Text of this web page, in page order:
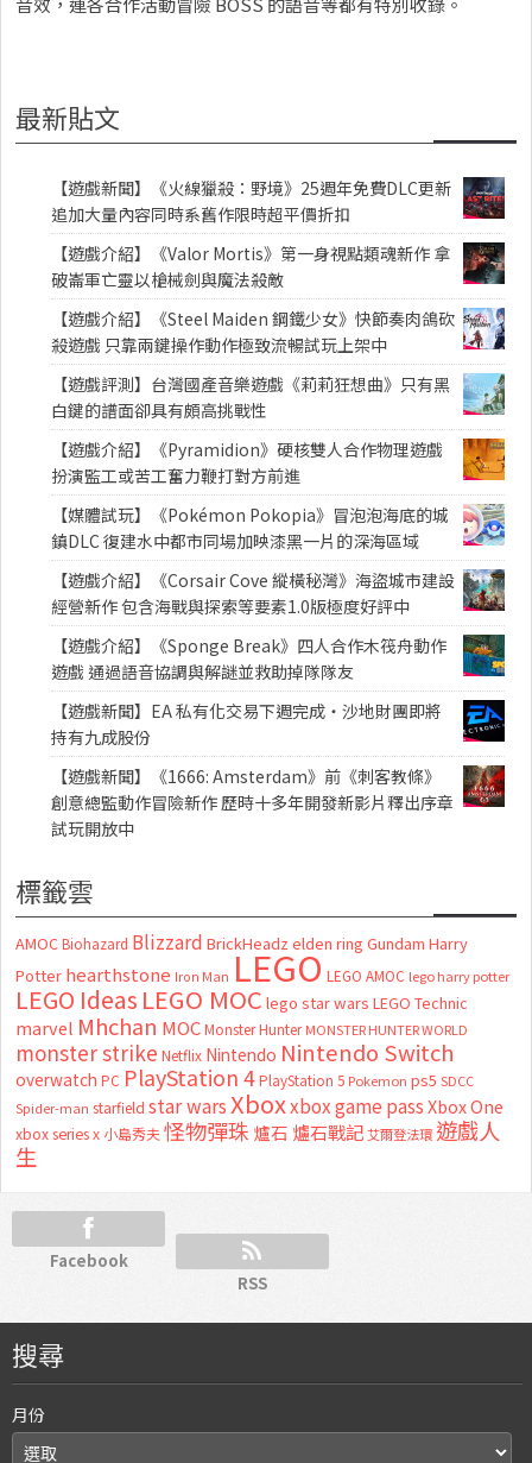
最新貼文
【遊戲新聞】《火線獵殺：野境》25週年免費DLC更新
追加大量內容同時系舊作限時超平價折扣
【遊戲介紹】《Valor Mortis》第一身視點類魂新作 拿
破崙軍亡靈以槍械劍與魔法殺敵
【遊戲介紹】《Steel Maiden 鋼鐵少女》快節奏肉鴿砍
殺遊戲 只靠兩鍵操作動作極致流暢試玩上架中
【遊戲評測】台灣國產音樂遊戲《莉莉狂想曲》只有黑
白鍵的譜面卻具有頗高挑戰性
【遊戲介紹】《Pyramidion》硬核雙人合作物理遊戲
扮演監工或苦工奮力鞭打對方前進
【媒體試玩】《Pokémon Pokopia》冒泡泡海底的城
鎮DLC 復建水中都市同場加映漆黑一片的深海區域
【遊戲介紹】《Corsair Cove 縱橫秘灣》海盜城市建設
經營新作 包含海戰與探索等要素1.0版極度好評中
【遊戲介紹】《Sponge Break》四人合作木筏舟動作
遊戲 通過語音協調與解謎並救助掉隊隊友
【遊戲新聞】EA 私有化交易下週完成・沙地財團即將
持有九成股份
【遊戲新聞】《1666: Amsterdam》前《刺客教條》
創意總監動作冒險新作 歷時十多年開發新影片釋出序章
試玩開放中
標籤雲
AMOC Biohazard Blizzard BrickHeadz elden ring Gundam Harry
Potter hearthstone Iron Man LEGO LEGO AMOC lego harry potter
LEGO Ideas LEGO MOC lego star wars LEGO Technic
marvel Mhchan MOC Monster Hunter MONSTER HUNTER WORLD
monster strike Netflix Nintendo Nintendo Switch
overwatch PC PlayStation 4 PlayStation 5 Pokemon ps5 SDCC
Spider-man starfield star warsXboxxbox game passXbox One
xbox series x 小島秀夫怪物彈珠 爐石 爐石戰記艾爾登法環 遊戲人
生
Facebook
RSS
搜尋
月份